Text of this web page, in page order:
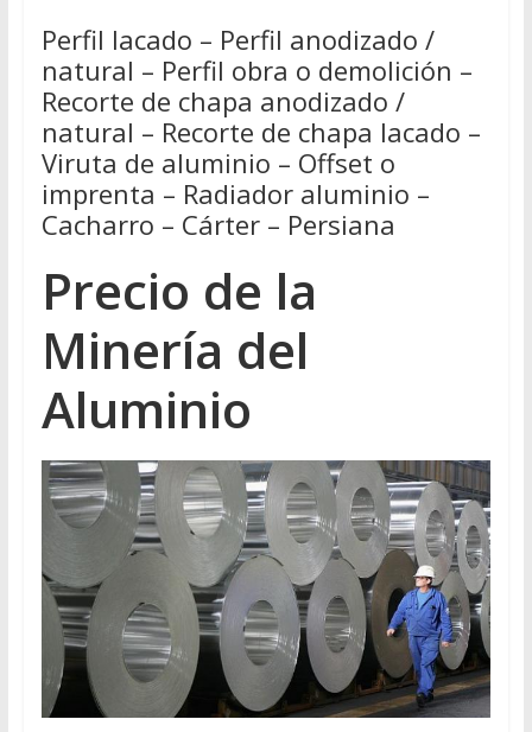
Perfil lacado – Perfil anodizado /
natural – Perfil obra o demolición –
Recorte de chapa anodizado /
natural – Recorte de chapa lacado –
Viruta de aluminio – Offset o
imprenta – Radiador aluminio –
Cacharro – Cárter – Persiana
Precio de la
Minería del
Aluminio